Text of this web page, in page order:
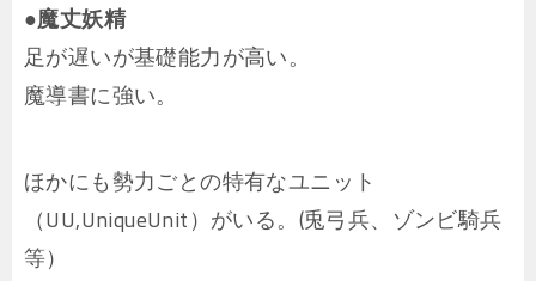
●魔丈妖精
足が遅いが基礎能力が高い。
魔導書に強い。
ほかにも勢力ごとの特有なユニット
（UU,UniqueUnit）がいる。(兎弓兵、ゾンビ騎兵
等）